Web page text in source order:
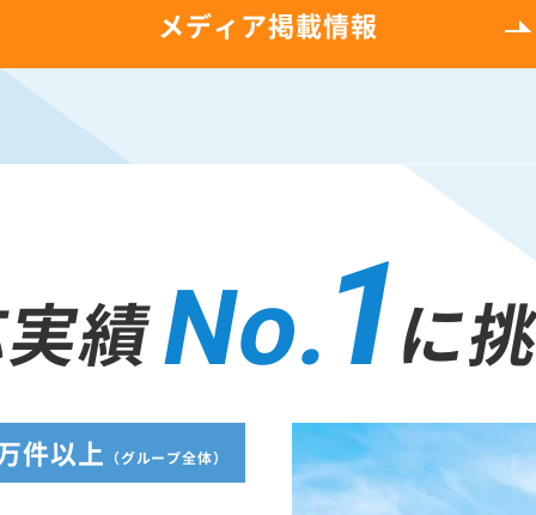
メディア掲載情報
績No.1に
件以上 （グループ全体）